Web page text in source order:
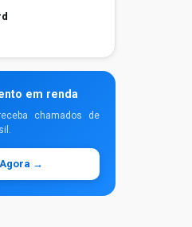
em renda
chamados de
→